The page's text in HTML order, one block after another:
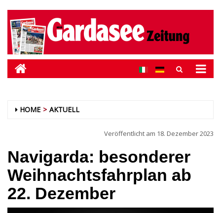
HOME AKTUELL
Veröffentlicht am 18. Dezember 2023
Navigarda: besonderer
Weihnachtsfahrplan ab
22. Dezember